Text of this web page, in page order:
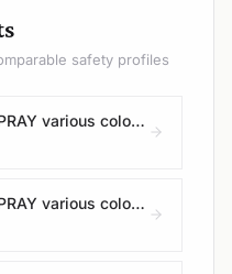
safety profiles
MOTIP RAL ACRYL SPRAY various colours
MOTIP RAL ACRYL SPRAY various colours